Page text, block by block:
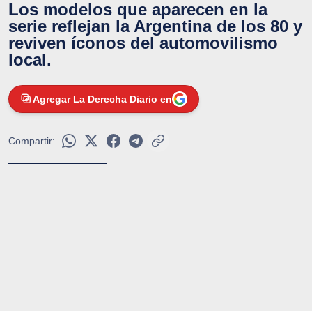
Los modelos que aparecen en la
serie reflejan la Argentina de los 80 y
reviven íconos del automovilismo
local.
Agregar La Derecha Diario en
Compartir: